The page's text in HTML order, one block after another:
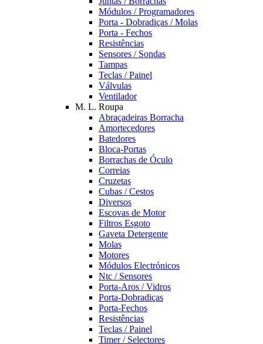
Módulos / Programadores
Porta - Dobradiças / Molas
Porta - Fechos
Resistências
Sensores / Sondas
Tampas
Teclas / Painel
Válvulas
Ventilador
M. L. Roupa
Abraçadeiras Borracha
Amortecedores
Batedores
Bloca-Portas
Borrachas de Óculo
Correias
Cruzetas
Cubas / Cestos
Diversos
Escovas de Motor
Filtros Esgoto
Gaveta Detergente
Molas
Motores
Módulos Electrónicos
Ntc / Sensores
Porta-Aros / Vidros
Porta-Dobradiças
Porta-Fechos
Resistências
Teclas / Painel
Timer / Selectores